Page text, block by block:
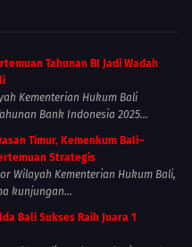
Tahunan BI Jadi Wadah
Kementerian Hukum Bali
Bank Indonesia 2025...
Timur, Kemenkum Bali–
Strategis
Wilayah Kementerian Hukum Bali,
kunjungan...
Bali Sukses Raih Juara 1